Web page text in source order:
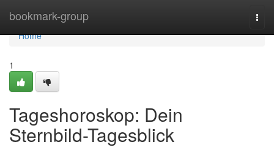
bookmark-group
Home
Home
1
Tageshoroskop: Dein
Sternbild-Tagesblick